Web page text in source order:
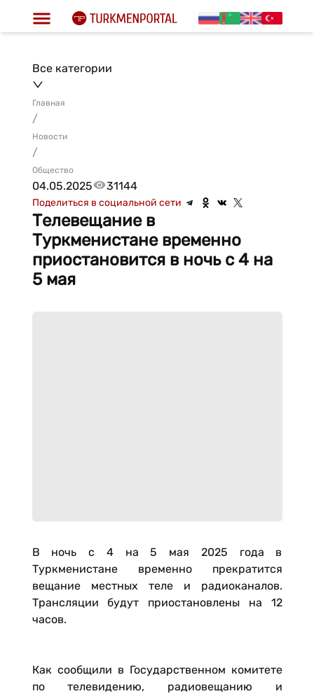
Все категории
Главная
/
Новости
/
Общество
04.05.2025 31144
Поделиться в социальной сети
Телевещание в
Туркменистане временно
приостановится в ночь с 4 на
5 мая
В ночь с 4 на 5 мая 2025 года в
Туркменистане временно прекратится
вещание местных теле и радиоканалов.
Трансляции будут приостановлены на 12
часов.
Как сообщили в Государственном комитете
по телевидению, радиовещанию и